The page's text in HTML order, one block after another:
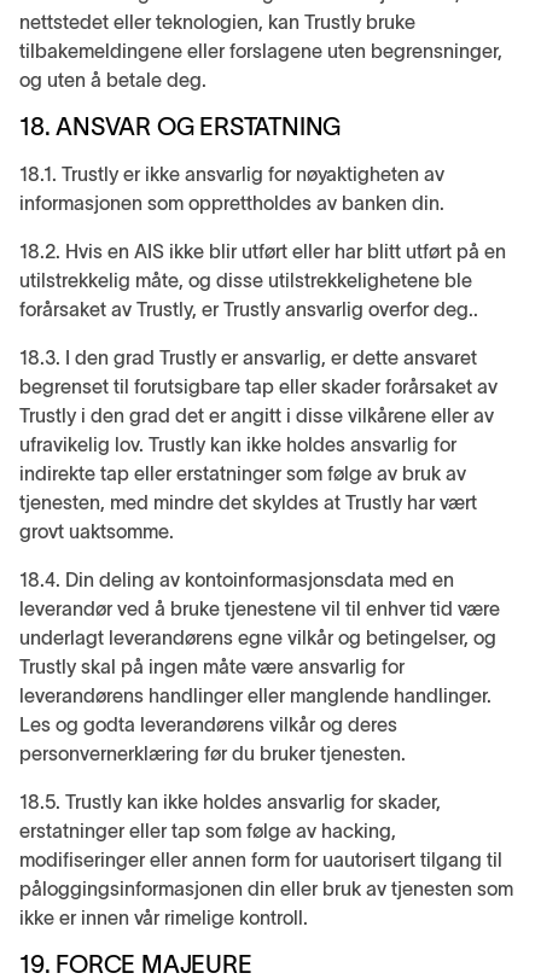
nettstedet eller teknologien, kan Trustly bruke
tilbakemeldingene eller forslagene uten begrensninger,
og uten å betale deg.
18. ANSVAR OG ERSTATNING
18.1. Trustly er ikke ansvarlig for nøyaktigheten av
informasjonen som opprettholdes av banken din.
18.2. Hvis en AIS ikke blir utført eller har blitt utført på en
utilstrekkelig måte, og disse utilstrekkelighetene ble
forårsaket av Trustly, er Trustly ansvarlig overfor deg..
18.3. I den grad Trustly er ansvarlig, er dette ansvaret
begrenset til forutsigbare tap eller skader forårsaket av
Trustly i den grad det er angitt i disse vilkårene eller av
ufravikelig lov. Trustly kan ikke holdes ansvarlig for
indirekte tap eller erstatninger som følge av bruk av
tjenesten, med mindre det skyldes at Trustly har vært
grovt uaktsomme.
18.4. Din deling av kontoinformasjonsdata med en
leverandør ved å bruke tjenestene vil til enhver tid være
underlagt leverandørens egne vilkår og betingelser, og
Trustly skal på ingen måte være ansvarlig for
leverandørens handlinger eller manglende handlinger.
Les og godta leverandørens vilkår og deres
personvernerklæring før du bruker tjenesten.
18.5. Trustly kan ikke holdes ansvarlig for skader,
erstatninger eller tap som følge av hacking,
modifiseringer eller annen form for uautorisert tilgang til
påloggingsinformasjonen din eller bruk av tjenesten som
ikke er innen vår rimelige kontroll.
19. FORCE MAJEURE